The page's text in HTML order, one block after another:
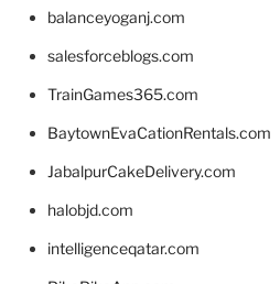
balanceyoganj.com
salesforceblogs.com
TrainGames365.com
BaytownEvaCationRentals.com
JabalpurCakeDelivery.com
halobjd.com
intelligenceqatar.com